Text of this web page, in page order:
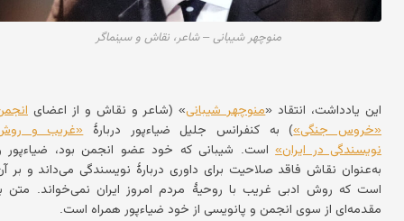
منوچهر شیبانی – شاعر، نقاش و سینماگر
این یادداشت، انتقاد «منوچهر شیبانی» (شاعر و نقاش و از اعضای
«خروس جنگی») به کنفرانس جلیل ضیاءپور دربارهٔ «غریب و
نویسندگی در ایران»است. شیبانی که خود عضو انجمن بود، ضیاءپور
به‌عنوان نقاش فاقد صلاحیت برای داوری دربارهٔ نویسندگی می‌داند و بر
است که روش ادبی غریب با روحیهٔ مردم امروز ایران نمی‌خواند. متن
مقدمه‌ای از سوی انجمن و پانویسی از خود ضیاءپور همراه است.